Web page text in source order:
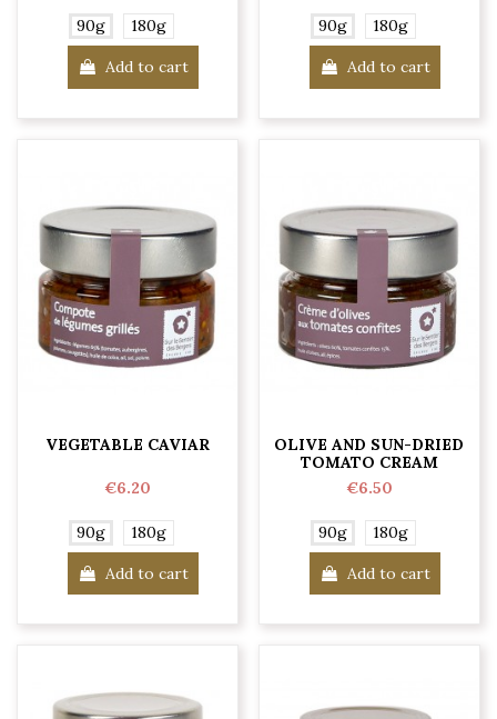
90g 180g
Add to cart
90g 180g
Add to cart
VEGETABLE CAVIAR
€6.20
90g 180g
Add to cart
OLIVE AND SUN-DRIED
TOMATO CREAM
€6.50
90g 180g
Add to cart